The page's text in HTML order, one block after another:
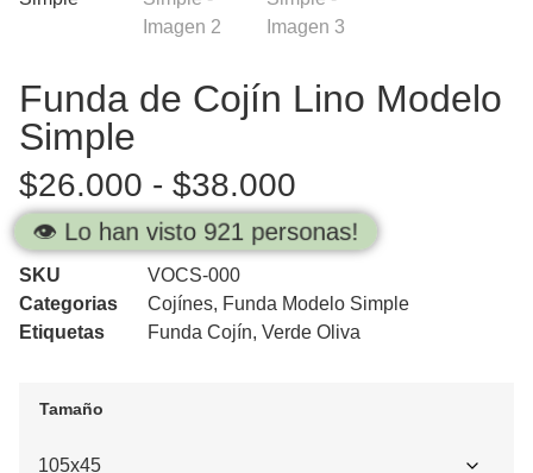
Funda de Cojín Lino Modelo
Simple
$26.000 - $38.000
👁️ Lo han visto 921 personas!
SKU
VOCS-000
Categorias
Cojínes, Funda Modelo Simple
Etiquetas
Funda Cojín, Verde Oliva
Tamaño